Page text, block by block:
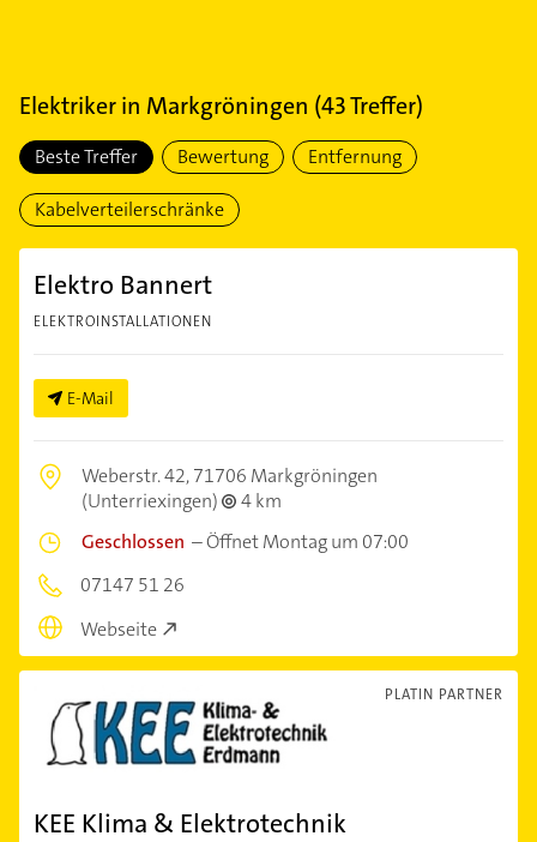
Elektrikerin Markgröningen (43Treffer)
Beste Treffer Bewertung Entfernung
Kabelverteilerschränke
Elektro Bannert
ELEKTROINSTALLATIONEN
E-Mail
Weberstr. 42,71706 Markgröningen
(Unterriexingen)
4 km
Geschlossen –Öffnet Montag um 07:00
07147 51 26
Webseite
PLATIN PARTNER
KEE Klima & Elektrotechnik